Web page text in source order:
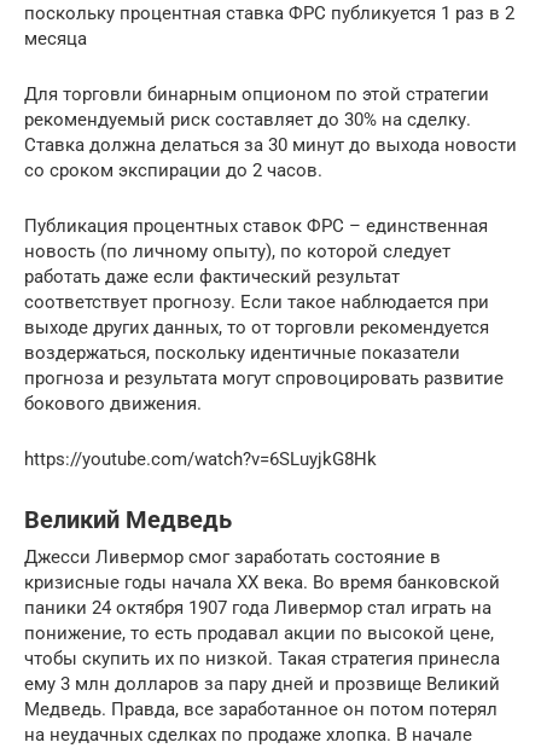
поскольку процентная ставка ФРС публикуется 1 раз в 2
месяца
Для торговли бинарным опционом по этой стратегии
рекомендуемый риск составляет до 30% на сделку.
Ставка должна делаться за 30 минут до выхода новости
со сроком экспирации до 2 часов.
Публикация процентных ставок ФРС – единственная
новость (по личному опыту), по которой следует
работать даже если фактический результат
соответствует прогнозу. Если такое наблюдается при
выходе других данных, то от торговли рекомендуется
воздержаться, поскольку идентичные показатели
прогноза и результата могут спровоцировать развитие
бокового движения.
https://youtube.com/watch?v=6SLuyjkG8Hk
Великий Медведь
Джесси Ливермор смог заработать состояние в
кризисные годы начала XX века. Во время банковской
паники 24 октября 1907 года Ливермор стал играть на
понижение, то есть продавал акции по высокой цене,
чтобы скупить их по низкой. Такая стратегия принесла
ему 3 млн долларов за пару дней и прозвище Великий
Медведь. Правда, все заработанное он потом потерял
на неудачных сделках по продаже хлопка. В начале